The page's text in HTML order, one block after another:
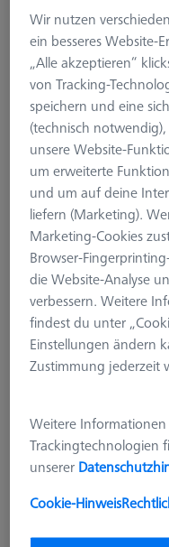
Übersicht
TASTERABLAGEN
Wechselteller
Wir nutzen
ein besseres Website-
„Alle akzeptieren“
von Tracking-
speichern und eine
(technisch
unsere Website-
um erweiterte
und um auf deine
liefern (Marketing).
Marketing-Cookies
Browser-
die Website-Analyse
verbessern. Weitere
findest du unter
Einstellungen ändern
Zustimmung jederzeit
Weitere
Trackingtechnologien
unserer
Cookie-Hinweis